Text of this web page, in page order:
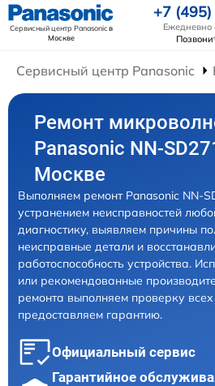
Сервисный центр Panasonicв
Москве
+7
Ежедневно
Сервисный центр Panasonic
Ремонт
Panasonic NN-
Москве
Выполняем ремонт Panasonic NN-
устранением неисправностей
диагностику, выявляем причины
неисправные детали и
работоспособность устройства.
или рекомендованные
ремонта выполняем проверку
предоставляем гарантию.
Официальный сервис
Гарантийное